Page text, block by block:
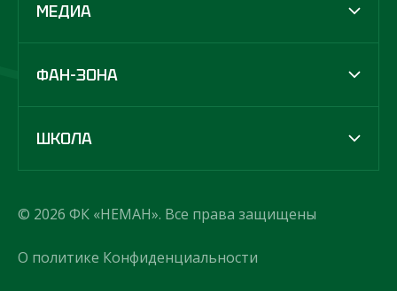
МЕДИА
ФАН-ЗОНА
ШКОЛА
© 2026 ФК «НЕМАН». Все права защищены
О политике Конфиденциальности